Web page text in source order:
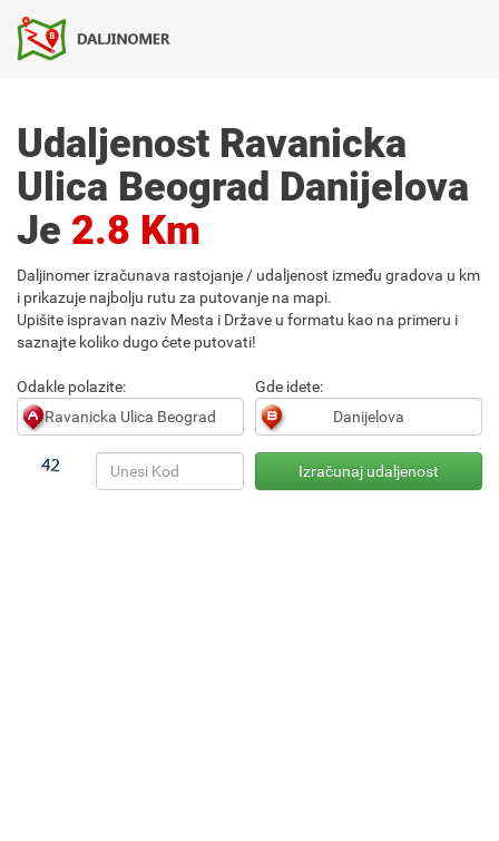
Udaljenost Ravanicka
Ulica Beograd Danijelova
Je 2.8 Km
Daljinomer izračunava rastojanje / udaljenost između gradova u km
i prikazuje najbolju rutu za putovanje na mapi.
Upišite ispravan naziv Mesta i Države u formatu kao na primeru i
saznajte koliko dugo ćete putovati!
Odakle polazite: Gde idete: